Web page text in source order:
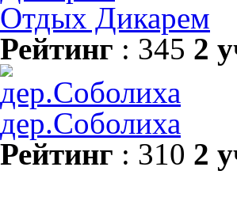
Отдых Дикарем
Рейтинг : 345 2
дер.Соболиха
Рейтинг : 310 2